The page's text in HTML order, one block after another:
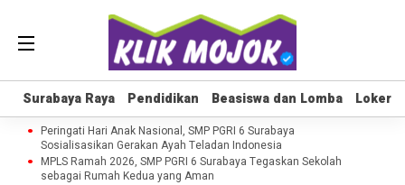
Surabaya Raya Pendidikan Beasiswa dan Lomba Loker
Surabaya Raya Pendidikan Beasiswa dan Lomba Loker
Peringati Hari Anak Nasional, SMP PGRI 6 Surabaya
Sosialisasikan Gerakan Ayah Teladan Indonesia
MPLS Ramah 2026, SMP PGRI 6 Surabaya Tegaskan Sekolah
sebagai Rumah Kedua yang Aman